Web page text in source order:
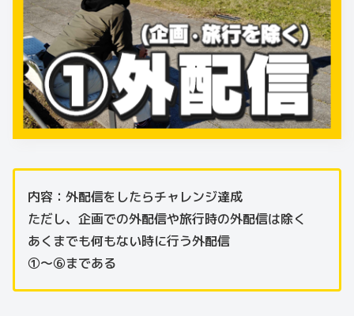
内容：外配信をしたらチャレンジ達成
ただし、企画での外配信や旅行時の外配信は除く
あくまでも何もない時に行う外配信
①～⑥まである